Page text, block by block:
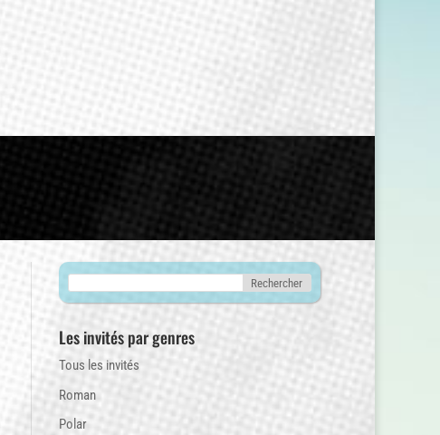
Les invités par genres
Tous les invités
Roman
Polar